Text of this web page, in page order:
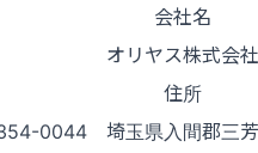
会社名
オリヤス株式会社
住所
0044 埼玉県入間郡三